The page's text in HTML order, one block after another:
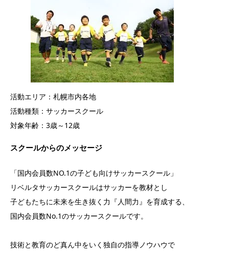
活動エリア：札幌市内各地
活動種類：サッカースクール
対象年齢：3歳～12歳
スクールからのメッセージ
「国内会員数NO.1の子ども向けサッカースクール」
リベルタサッカースクールはサッカーを教材とし
子どもたちに未来を生き抜く力『人間力』を育成する、
国内会員数No.1のサッカースクールです。
技術と教育のど真ん中をいく独自の指導ノウハウで